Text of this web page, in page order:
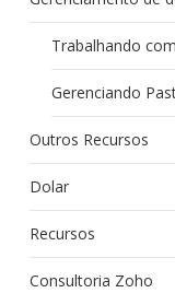
Trabalhando
Gerenciando
Outros Recursos
Dolar
Recursos
Consultoria Zoho